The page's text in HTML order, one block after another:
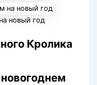
на новый год
Кролика